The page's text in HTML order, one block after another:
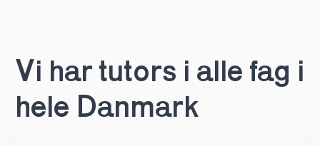
Vi har tutors i alle fag i
hele Danmark